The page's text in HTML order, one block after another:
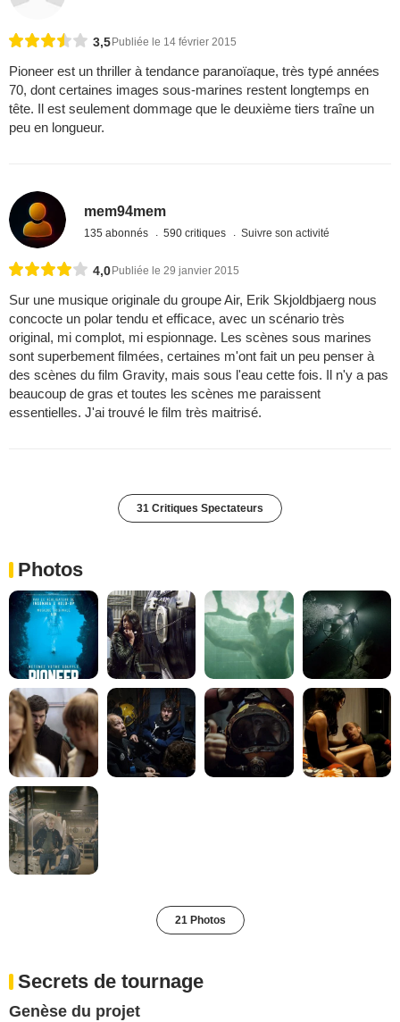
3,5Publiée le 14 février 2015
Pioneer est un thriller à tendance paranoïaque, très typé années
70, dont certaines images sous-marines restent longtemps en
tête. Il est seulement dommage que le deuxième tiers traîne un
peu en longueur.
mem94mem
135 abonnés 590 critiques Suivre son activité
4,0 Publiée le 29 janvier 2015
Sur une musique originale du groupe Air, Erik Skjoldbjaerg nous
concocte un polar tendu et efficace, avec un scénario très
original, mi complot, mi espionnage. Les scènes sous marines
sont superbement filmées, certaines m'ont fait un peu penser à
des scènes du film Gravity, mais sous l'eau cette fois. Il n'y a pas
beaucoup de gras et toutes les scènes me paraissent
essentielles. J'ai trouvé le film très maitrisé.
31 Critiques Spectateurs
Photos
21 Photos
Secrets de tournage
Genèse du projet